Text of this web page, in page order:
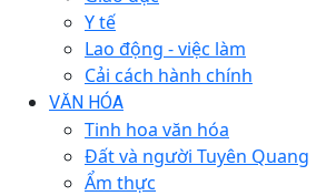
Y tế
Lao động - việc làm
Cải cách hành chính
VĂN HÓA
Tinh hoa văn hóa
Đất và người Tuyên Quang
Ẩm thực